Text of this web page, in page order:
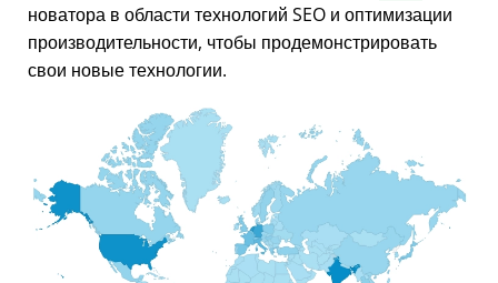
новатора в области технологий SEO и оптимизации
производительности, чтобы продемонстрировать
свои новые технологии.